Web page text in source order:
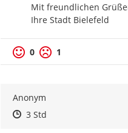
Mit freundlichen
Ihre Stadt Bielefeld
0 1
Anonym
Zeitpunkt des Erstellens
Zeitpunkt des Erstellens
3 StdZur Äußerung